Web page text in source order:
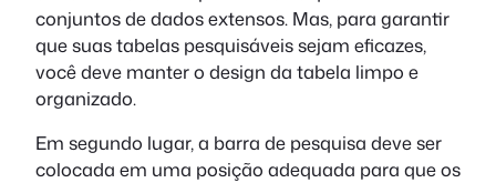
conjuntos de dados extensos. Mas, para garantir
que suas tabelas pesquisáveis sejam eficazes,
você deve manter o design da tabela limpo e
organizado.
Em segundo lugar, a barra de pesquisa deve ser
colocada em uma posição adequada para que os